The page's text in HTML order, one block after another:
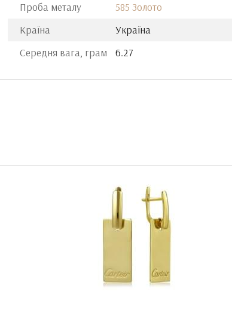
Проба металу
585 Золото
Країна
Україна
Середня вага, грам
6.27